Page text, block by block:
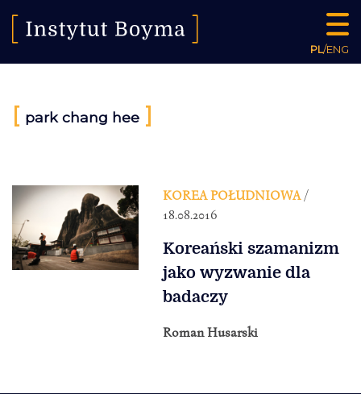
PL/ENG
[ park chang hee ]
KOREA POŁUDNIOWA/
18.08.2016
Koreański szamanizm
jako wyzwanie dla
badaczy
Roman Husarski